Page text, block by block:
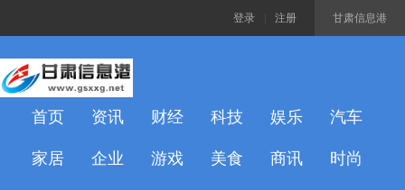
甘肃信息港
登录 注册
首页 资讯 财经 科技 娱乐 汽车
家居 企业 游戏 美食 商讯 时尚